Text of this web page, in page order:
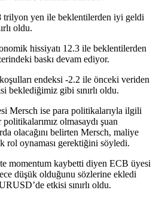
trilyon yen ile beklentilerden iyi geldi
oldu.
hissiyatı 12.3 ile beklentilerden
baskı devam ediyor.
endeksi -2.2 ile önceki veriden
beklediğimiz gibi sınırlı oldu.
Mersch ise para politikalarıyla ilgili
olmasaydı şuan
olacağını belirten Mersch, maliye
rol oynaması gerektiğini söyledi.
momentum kaybetti diyen ECB üyesi
düşük olduğunu sözlerine ekledi
etkisi sınırlı oldu.